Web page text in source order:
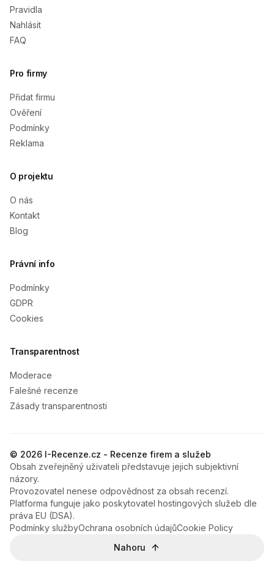
Pravidla
Nahlásit
FAQ
Pro firmy
Přidat firmu
Ověření
Podmínky
Reklama
O projektu
O nás
Kontakt
Blog
Právní info
Podmínky
GDPR
Cookies
Transparentnost
Moderace
Falešné recenze
Zásady transparentnosti
© 2026 I-Recenze.cz - Recenze firem a služeb
Obsah zveřejněný uživateli představuje jejich subjektivní
názory.
Provozovatel nenese odpovědnost za obsah recenzí.
Platforma funguje jako poskytovatel hostingových služeb dle
práva EU (DSA).
Podmínky službyOchrana osobních údajůCookie Policy
Nahoru